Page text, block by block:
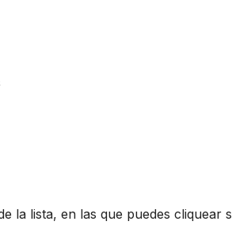
la lista, en las que puedes cliquear